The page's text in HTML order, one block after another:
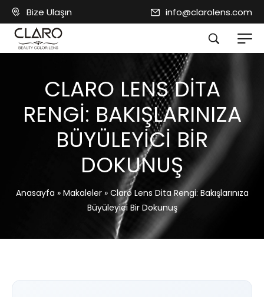
Bize Ulaşın info@clarolens.com
CLARO LENS DITA
RENGI: BAKIŞLARINIZA
BÜYÜLEYICI BIR
DOKUNUŞ
Anasayfa » Makaleler» Claro Lens Dita Rengi: Bakışlarınıza
Büyüleyici Bir Dokunuş